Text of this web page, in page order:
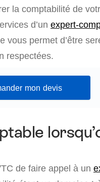
la comptabilité de
d’un expert-
vous permet d’être
respectées.
mon devis
de faire appel à un